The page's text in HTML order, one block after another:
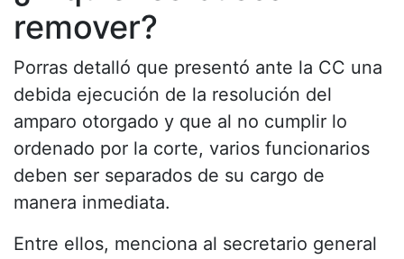
remover?
Porras detalló que presentó ante la CC una
debida ejecución de la resolución del
amparo otorgado y que al no cumplir lo
ordenado por la corte, varios funcionarios
deben ser separados de su cargo de
manera inmediata.
Entre ellos, menciona al secretario general